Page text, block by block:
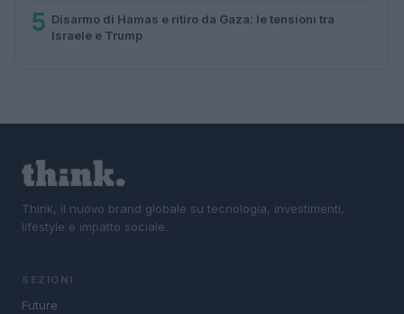
5 Disarmo di Hamas e ritiro da Gaza: le tensioni tra
Israele e Trump
Think, il nuovo brand globale su tecnologia, investimenti,
lifestyle e impatto sociale.
SEZIONI
Future